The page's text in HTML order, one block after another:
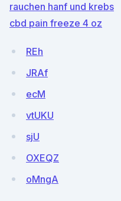
rauchen hanf und krebs
cbd pain freeze 4 oz
REh
JRAf
ecM
vtUKU
sjU
OXEQZ
oMngA